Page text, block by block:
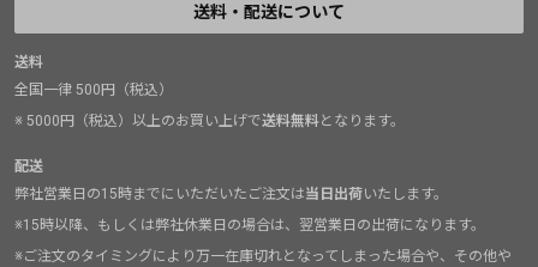
送料・配送について
送料
全国一律 500円（税込）
※ 5000円（税込）以上のお買い上げで送料無料となります。
配送
弊社営業日の15時までにいただいたご注文は当日出荷いたします。
※15時以降、もしくは弊社休業日の場合は、翌営業日の出荷になります。
※ご注文のタイミングにより万一在庫切れとなってしまった場合や、その他や